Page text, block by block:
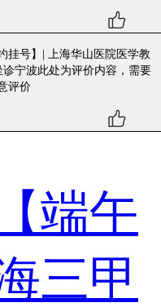
挂号】| 上海华山医院医学教
诊宁波此处为评价内容，需要
评价
【端午
三甲